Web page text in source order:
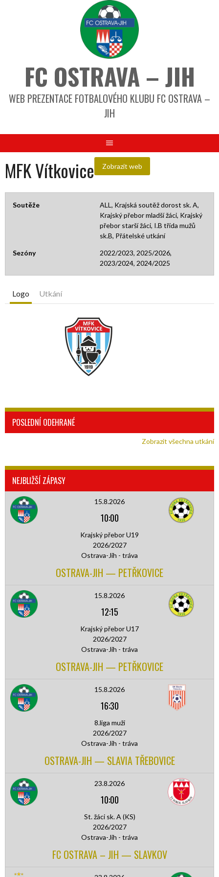
FC OSTRAVA – JIH
WEB PREZENTACE FOTBALOVÉHO KLUBU FC OSTRAVA –
JIH
MFK Vítkovice
Soutěže
ALL, Krajská soutěž dorost sk. A,
Krajský přebor mladší žáci, Krajský
přebor starší žáci, I.B třída mužů
sk.B, Přátelské utkání
Sezóny
2022/2023, 2025/2026,
2023/2024, 2024/2025
Logo Utkání
POSLEDNÍ ODEHRANÉ
Zobrazit všechna utkání
NEJBLIŽŠÍ ZÁPASY
15.8.2026
10:00
Krajský přebor U19
2026/2027
Ostrava-Jih - tráva
OSTRAVA-JIH — PETŘKOVICE
15.8.2026
12:15
Krajský přebor U17
2026/2027
Ostrava-Jih - tráva
OSTRAVA-JIH — PETŘKOVICE
15.8.2026
16:30
8.liga muži
2026/2027
Ostrava-Jih - tráva
OSTRAVA-JIH — SLAVIA TŘEBOVICE
23.8.2026
10:00
St. žáci sk. A (KS)
2026/2027
Ostrava-Jih - tráva
FC OSTRAVA – JIH — SLAVKOV